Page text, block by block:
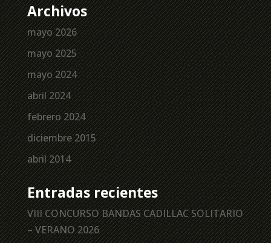
Archivos
mayo 2026
mayo 2025
mayo 2024
abril 2024
febrero 2024
diciembre 2015
abril 2014
Entradas recientes
VIII CONCURSO BANDAS CADILLAC SOLITARIO
– VERANO 2026